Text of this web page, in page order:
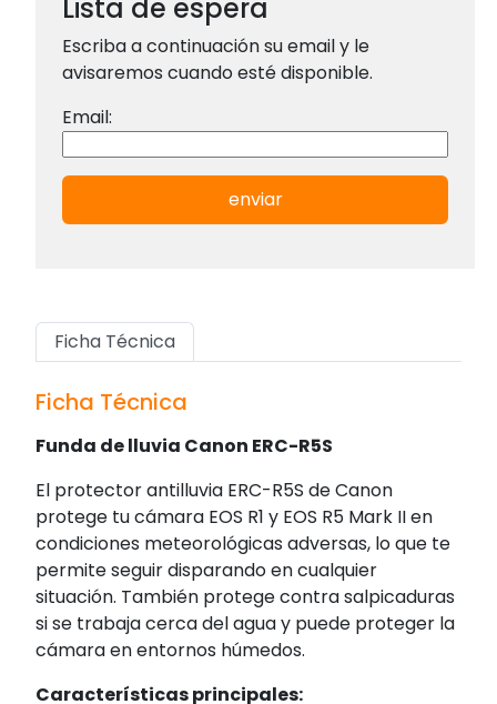
Lista de espera
Escriba a continuación su email y le
avisaremos cuando esté disponible.
Email:
enviar
Ficha Técnica
Ficha Técnica
Funda de lluvia Canon ERC-R5S
El protector antilluvia ERC-R5S de Canon
protege tu cámara EOS R1 y EOS R5 Mark II en
condiciones meteorológicas adversas, lo que te
permite seguir disparando en cualquier
situación. También protege contra salpicaduras
si se trabaja cerca del agua y puede proteger la
cámara en entornos húmedos.
Características principales: